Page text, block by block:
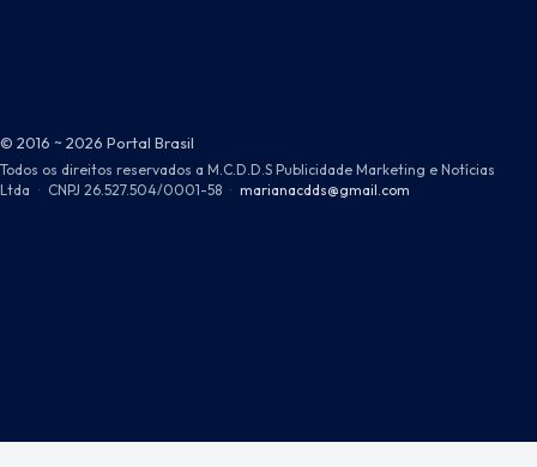
© 2016 ~ 2026 Portal Brasil
Todos os direitos reservados a M.C.D.D.S Publicidade Marketing e Notícias
Ltda · CNPJ 26.527.504/0001-58 · marianacdds@gmail.com